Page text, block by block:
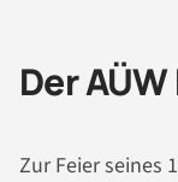
Der
Zur Feier seines